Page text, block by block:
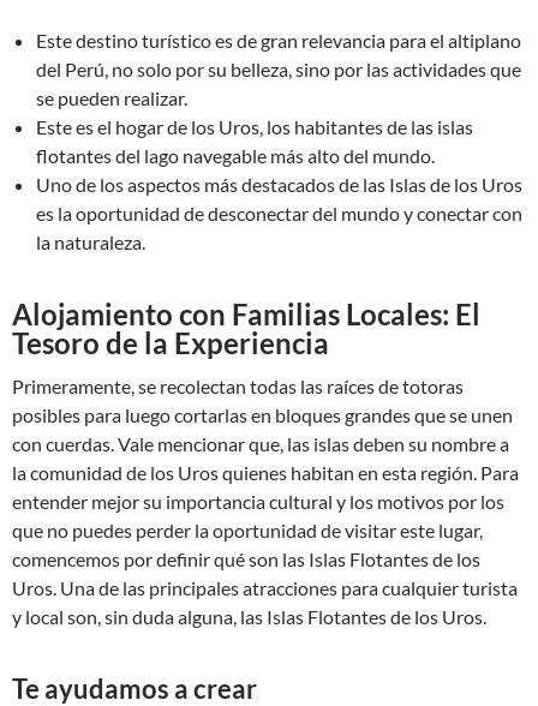
Este destino turístico es de gran relevancia para el altiplano
del Perú, no solo por su belleza, sino por las actividades que
se pueden realizar.
Este es el hogar de los Uros, los habitantes de las islas
flotantes del lago navegable más alto del mundo.
Uno de los aspectos más destacados de las Islas de los Uros
es la oportunidad de desconectar del mundo y conectar con
la naturaleza.
Alojamiento con Familias Locales: El
Tesoro de la Experiencia
Primeramente, se recolectan todas las raíces de totoras
posibles para luego cortarlas en bloques grandes que se unen
con cuerdas. Vale mencionar que, las islas deben su nombre a
la comunidad de los Uros quienes habitan en esta región. Para
entender mejor su importancia cultural y los motivos por los
que no puedes perder la oportunidad de visitar este lugar,
comencemos por definir qué son las Islas Flotantes de los
Uros. Una de las principales atracciones para cualquier turista
y local son, sin duda alguna, las Islas Flotantes de los Uros.
Te ayudamos a crear